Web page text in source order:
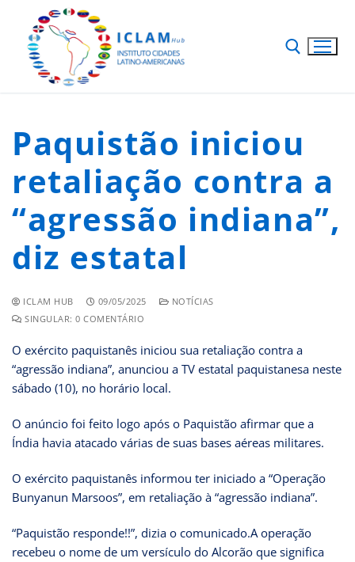
Paquistão iniciou
retaliação contra a
“agressão indiana”,
diz estatal
ICLAM HUB 09/05/2025
NOTÍCIAS
SINGULAR: 0 COMENTÁRIO
O exército paquistanês iniciou sua retaliação contra a
“agressão indiana”, anunciou a TV estatal paquistanesa neste
sábado (10), no horário local.
O anúncio foi feito logo após o Paquistão afirmar que a
Índia havia atacado várias de suas bases aéreas militares.
O exército paquistanês informou ter iniciado a “Operação
Bunyanun Marsoos”, em retaliação à “agressão indiana”.
“Paquistão responde!!”, dizia o comunicado.A operação
recebeu o nome de um versículo do Alcorão que significa